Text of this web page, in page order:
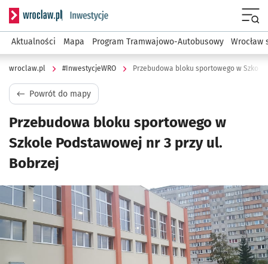
Serwis informacyjny wroclaw.pl podserwis:
Aktualności Mapa Program Tramwajowo-Autobusowy Wrocław
wroclaw.pl #InwestycjeWRO Przebudowa bloku sportowego w
Powrót do mapy
Przebudowa bloku sportowego w
Szkole Podstawowej nr 3 przy ul.
Bobrzej
Kliknij, aby powiększyć